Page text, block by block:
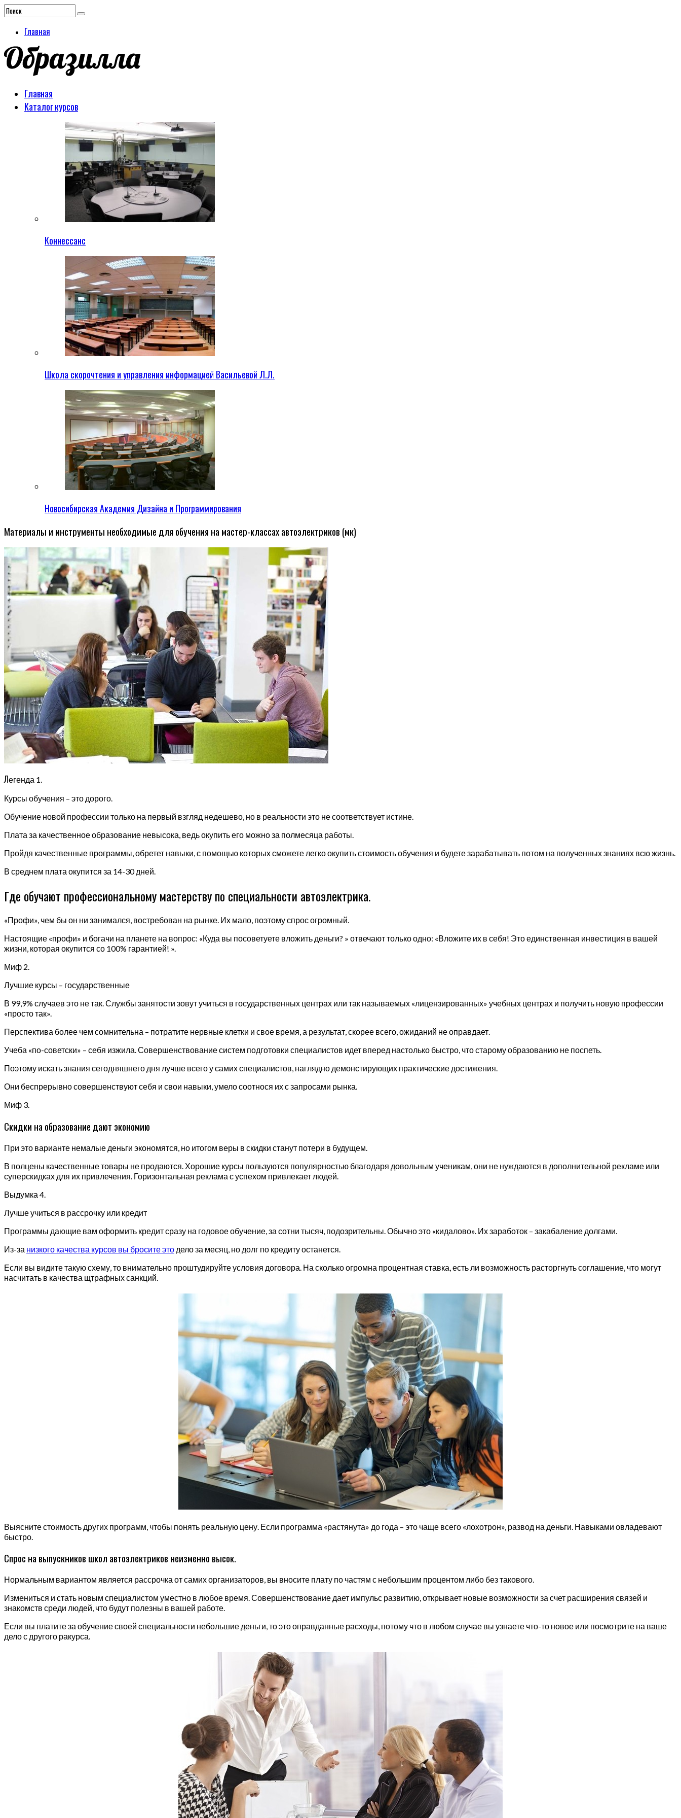
Главная
Главная
Каталог курсов
Коннессанс
Школа скорочтения и управления информацией Васильевой Л.Л.
Новосибирская Академия Дизайна и Программирования
Материалы и инструменты необходимые для обучения на мастер-классах автоэлектриков (мк)
Легенда 1.
Курсы обучения – это дорого.
Обучение новой профессии только на первый взгляд недешево, но в реальности это не соответствует истине.
Плата за качественное образование невысока, ведь окупить его можно за полмесяца работы.
Пройдя качественные программы, обретет навыки, с помощью которых сможете легко окупить стоимость обучения и будете зарабатывать потом на полученных знаниях всю жизнь.
В среднем плата окупится за 14-30 дней.
Где обучают профессиональному мастерству по специальности автоэлектрика.
«Профи», чем бы он ни занимался, востребован на рынке. Их мало, поэтому спрос огромный.
Настоящие «профи» и богачи на планете на вопрос: «Куда вы посоветуете вложить деньги? » отвечают только одно: «Вложите их в себя! Это единственная инвестиция в вашей
жизни, которая окупится со 100% гарантией! ».
Миф 2.
Лучшие курсы – государственные
В 99,9% случаев это не так. Службы занятости зовут учиться в государственных центрах или так называемых «лицензированных» учебных центрах и получить новую профессии
«просто так».
Перспектива более чем сомнительна – потратите нервные клетки и свое время, а результат, скорее всего, ожиданий не оправдает.
Учеба «по-советски» – себя изжила. Совершенствование систем подготовки специалистов идет вперед настолько быстро, что старому образованию не поспеть.
Поэтому искать знания сегодняшнего дня лучше всего у самих специалистов, наглядно демонстирующих практические достижения.
Они беспрерывно совершенствуют себя и свои навыки, умело соотнося их с запросами рынка.
Миф 3.
Скидки на образование дают экономию
При это варианте немалые деньги экономятся, но итогом веры в скидки станут потери в будущем.
В полцены качественные товары не продаются. Хорошие курсы пользуются популярностью благодаря довольным ученикам, они не нуждаются в дополнительной рекламе или
суперскидках для их привлечения. Горизонтальная реклама с успехом привлекает людей.
Выдумка 4.
Лучше учиться в рассрочку или кредит
Программы дающие вам оформить кредит сразу на годовое обучение, за сотни тысяч, подозрительны. Обычно это «кидалово». Их заработок – закабаление долгами.
Из-за низкого качества курсов вы бросите это дело за месяц, но долг по кредиту останется.
Если вы видите такую схему, то внимательно проштудируйте условия договора. На сколько огромна процентная ставка, есть ли возможность расторгнуть соглашение, что могут
насчитать в качества щтрафных санкций.
Выясните стоимость других программ, чтобы понять реальную цену. Если программа «растянута» до года – это чаще всего «лохотрон», развод на деньги. Навыками овладевают
быстро.
Спрос на выпускников школ автоэлектриков неизменно высок.
Нормальным вариантом является рассрочка от самих организаторов, вы вносите плату по частям с небольшим процентом либо без такового.
Измениться и стать новым специалистом уместно в любое время. Совершенствование дает импульс развитию, открывает новые возможности за счет расширения связей и
знакомств среди людей, что будут полезны в вашей работе.
Если вы платите за обучение своей специальности небольшие деньги, то это оправданные расходы, потому что в любом случае вы узнаете что-то новое или посмотрите на ваше
дело с другого ракурса.